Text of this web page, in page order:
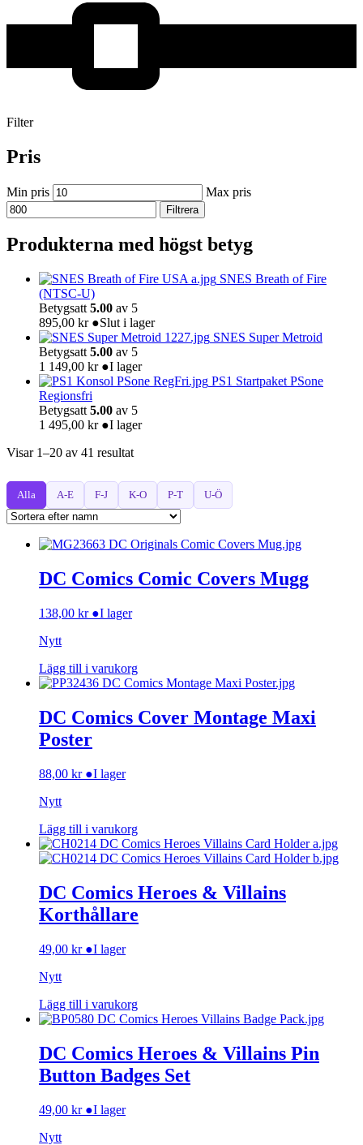
Filter
Pris
Min pris Max pris
Filtrera
Produkterna med högst betyg
SNES Breath of Fire
(NTSC-U)
Betygsatt 5.00 av 5
895,00 kr ●Slut i lager
SNES Super Metroid
Betygsatt 5.00 av 5
1 149,00 kr ●I lager
PS1 Startpaket PSone
Regionsfri
Betygsatt 5.00 av 5
1 495,00 kr ●I lager
Visar 1–20 av 41 resultat
Alla A-E F-J K-O P-T U-Ö
DC Comics Comic Covers Mugg
138,00 kr ●I lager
Nytt
Lägg till i varukorg
DC Comics Cover Montage Maxi
Poster
88,00 kr ●I lager
Nytt
Lägg till i varukorg
DC Comics Heroes & Villains
Korthållare
49,00 kr ●I lager
Nytt
Lägg till i varukorg
DC Comics Heroes & Villains Pin
Button Badges Set
49,00 kr ●I lager
Nytt